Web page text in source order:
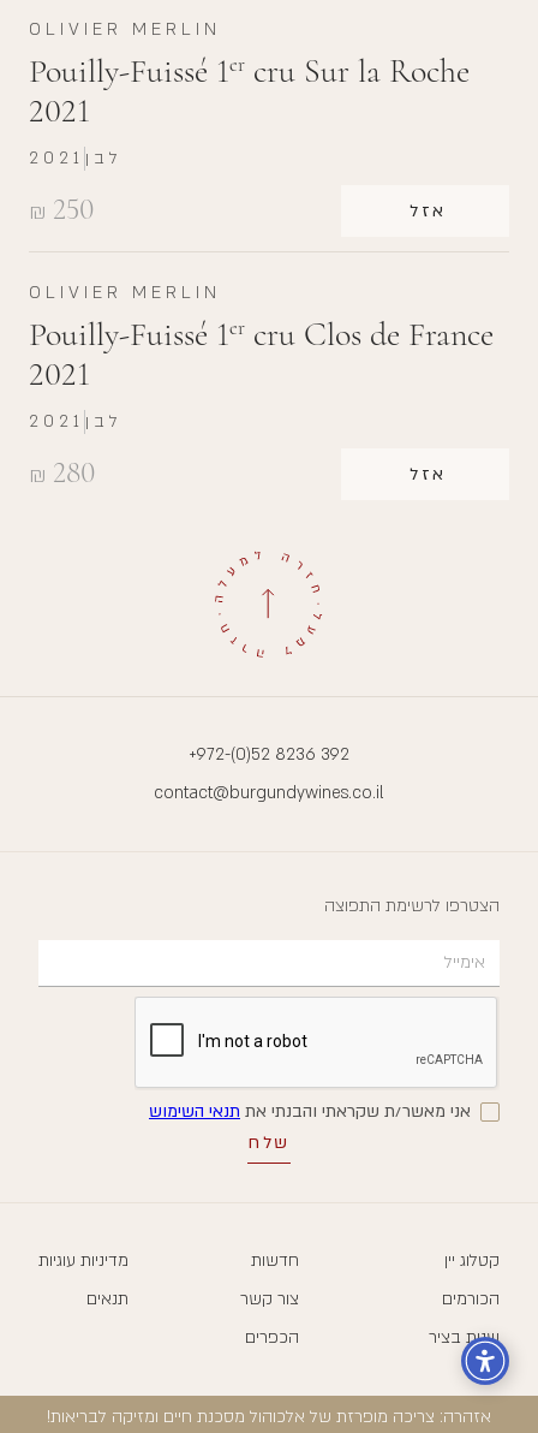
OLIVIER MERLIN
Pouilly-Fuissé 1er cru Sur la Roche
2021
₪ 250 אזל
2021 לבן
OLIVIER MERLIN
Pouilly-Fuissé 1er cru Clos de France
2021
₪ 280 אזל
2021 לבן
+972-(0)52 8236 392
contact@burgundywines.co.il
הצטרפו לרשימת התפוצה
אני מאשר/ת שקראתי והבנתי את תנאי השימוש
קטלוג יין
הכורמים
שנות בציר
חדשות
צור קשר
הכפרים
מדיניות עוגיות
תנאים
אזהרה: צריכה מופרזת של אלכוהול מסכנת חיים ומזיקה לבריאות!